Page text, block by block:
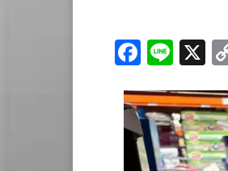
Fa
bo
ok
Li
X